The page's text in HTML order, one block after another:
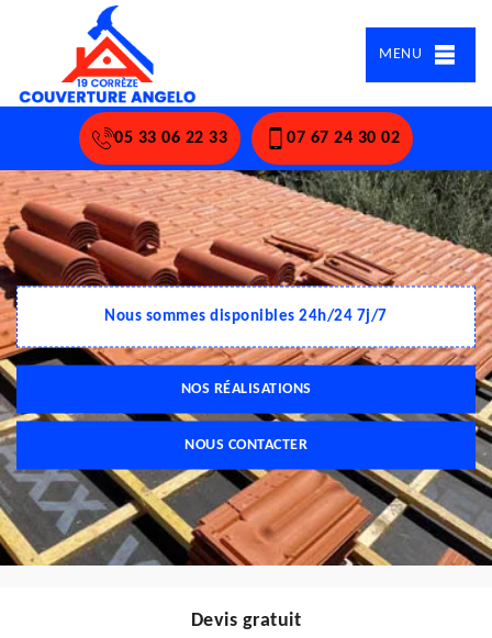
MENU
05 33 06 22 33 07 67 24 30 02
Nous sommes disponibles 24h/24 7j/7
NOS RÉALISATIONS
NOUS CONTACTER
Devis gratuit